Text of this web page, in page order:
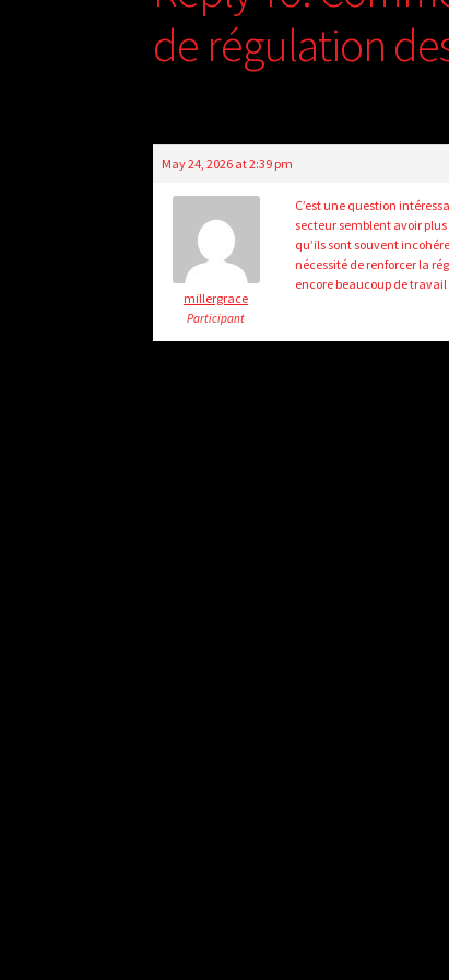
de régulation
May 24, 2026 at 2:39 pm
millergrace
Participant
C’est une question
secteur semblent avoir
qu’ils sont souvent
nécessité de renforcer la
encore beaucoup de